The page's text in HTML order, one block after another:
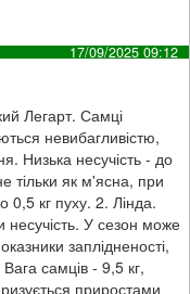
17/09/2025 09:12
Легарт. Самці
невибагливістю,
Низька несучість - до
тільки як м'ясна, при
кг пуху. 2. Лінда.
несучість. У сезон може
заплідненості,
самців - 9,5 кг,
приростами